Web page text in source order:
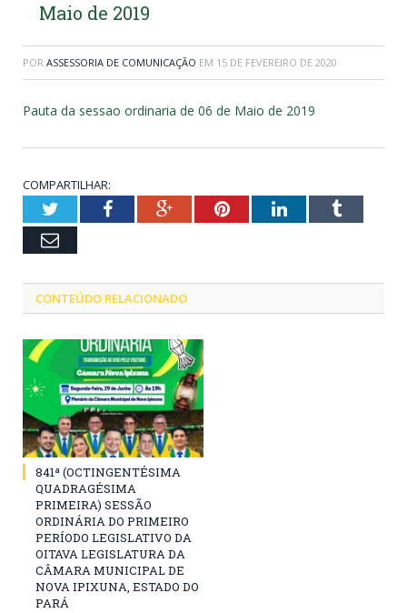
Maio de 2019
POR ASSESSORIA DE COMUNICAÇÃO EM 15 DE FEVEREIRO DE 2020
Pauta da sessao ordinaria de 06 de Maio de 2019
COMPARTILHAR:
TwitterFacebookGoogle+PinterestLinkedInTumblr
Email
CONTEÚDO RELACIONADO
841ª (OCTINGENTÉSIMA
QUADRAGÉSIMA
PRIMEIRA) SESSÃO
ORDINÁRIA DO PRIMEIRO
PERÍODO LEGISLATIVO DA
OITAVA LEGISLATURA DA
CÂMARA MUNICIPAL DE
NOVA IPIXUNA, ESTADO DO
PARÁ